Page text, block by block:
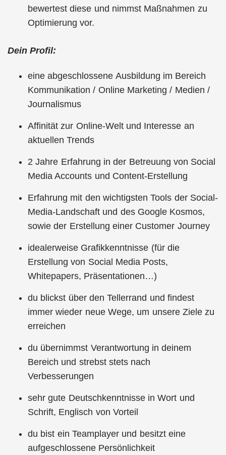
bewertest diese und nimmst Maßnahmen zu
Optimierung vor.
Dein Profil:
eine abgeschlossene Ausbildung im Bereich
Kommunikation / Online Marketing / Medien /
Journalismus
Affinität zur Online-Welt und Interesse an
aktuellen Trends
2 Jahre Erfahrung in der Betreuung von Social
Media Accounts und Content-Erstellung
Erfahrung mit den wichtigsten Tools der Social-
Media-Landschaft und des Google Kosmos,
sowie der Erstellung einer Customer Journey
idealerweise Grafikkenntnisse (für die
Erstellung von Social Media Posts,
Whitepapers, Präsentationen…)
du blickst über den Tellerrand und findest
immer wieder neue Wege, um unsere Ziele zu
erreichen
du übernimmst Verantwortung in deinem
Bereich und strebst stets nach
Verbesserungen
sehr gute Deutschkenntnisse in Wort und
Schrift, Englisch von Vorteil
du bist ein Teamplayer und besitzt eine
aufgeschlossene Persönlichkeit